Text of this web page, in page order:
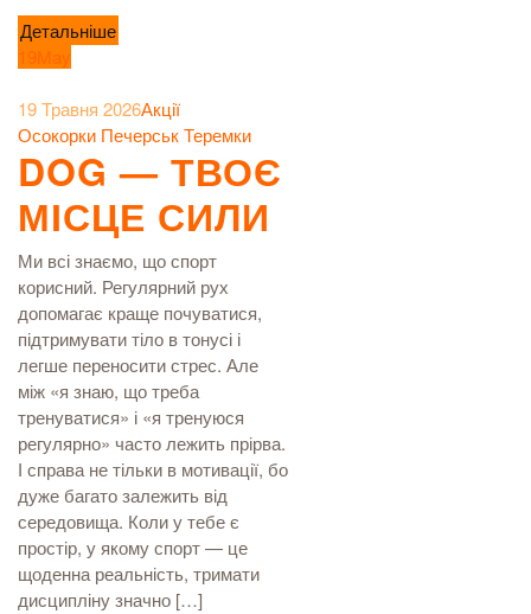
Детальніше
19May
19 Травня 2026Акції
Осокорки ПечерськТеремки
DOG — ТВОЄ
МІСЦЕ СИЛИ
Ми всі знаємо, що спорт
корисний. Регулярний рух
допомагає краще почуватися,
підтримувати тіло в тонусі і
легше переносити стрес. Але
між «я знаю, що треба
тренуватися» і «я тренуюся
регулярно» часто лежить прірва.
І справа не тільки в мотивації, бо
дуже багато залежить від
середовища. Коли у тебе є
простір, у якому спорт — це
щоденна реальність, тримати
дисципліну значно […]